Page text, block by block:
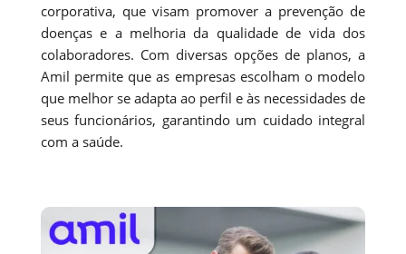
corporativa, que visam promover a prevenção de
doenças e a melhoria da qualidade de vida dos
colaboradores. Com diversas opções de planos, a
Amil permite que as empresas escolham o modelo
que melhor se adapta ao perfil e às necessidades de
seus funcionários, garantindo um cuidado integral
com a saúde.